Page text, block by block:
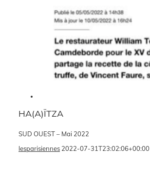
HA(A)ÏTZA
SUD OUEST – Mai 2022
lesparisiennes 2022-07-31T23:02:06+00:00